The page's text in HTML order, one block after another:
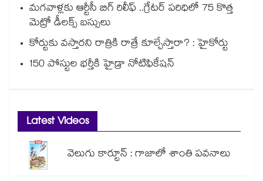
మగవాళ్లకు ఆర్టీసీ బిగ్ రిలీఫ్ ..గ్రేటర్ పరిధిలో 75 కొత్త
మెట్రో డీలక్స్ బస్సులు
కోర్టుకు వస్తారని రాత్రికి రాత్రే కూల్చేస్తారా? : హైకోర్టు
150 పోస్టుల భర్తీకి హైడ్రా నోటిఫికేషన్
Latest Videos
వెలుగు కార్టూన్ : గాజాలో శాంతి పవనాలు